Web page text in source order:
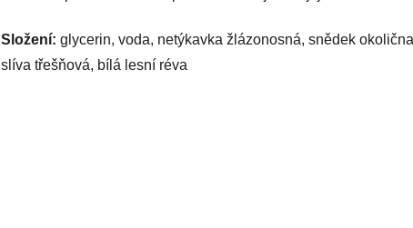
Složení: glycerin, voda, netýkavka žlázonosná, snědek
slíva třešňová, bílá lesní réva